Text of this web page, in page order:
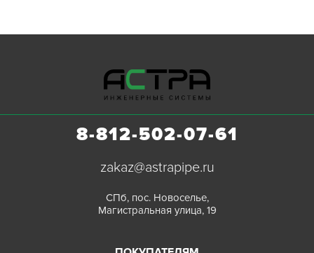
8-812-502-07-61
zakaz@astrapipe.ru
СПб, пос. Новоселье,
Магистральная улица, 19